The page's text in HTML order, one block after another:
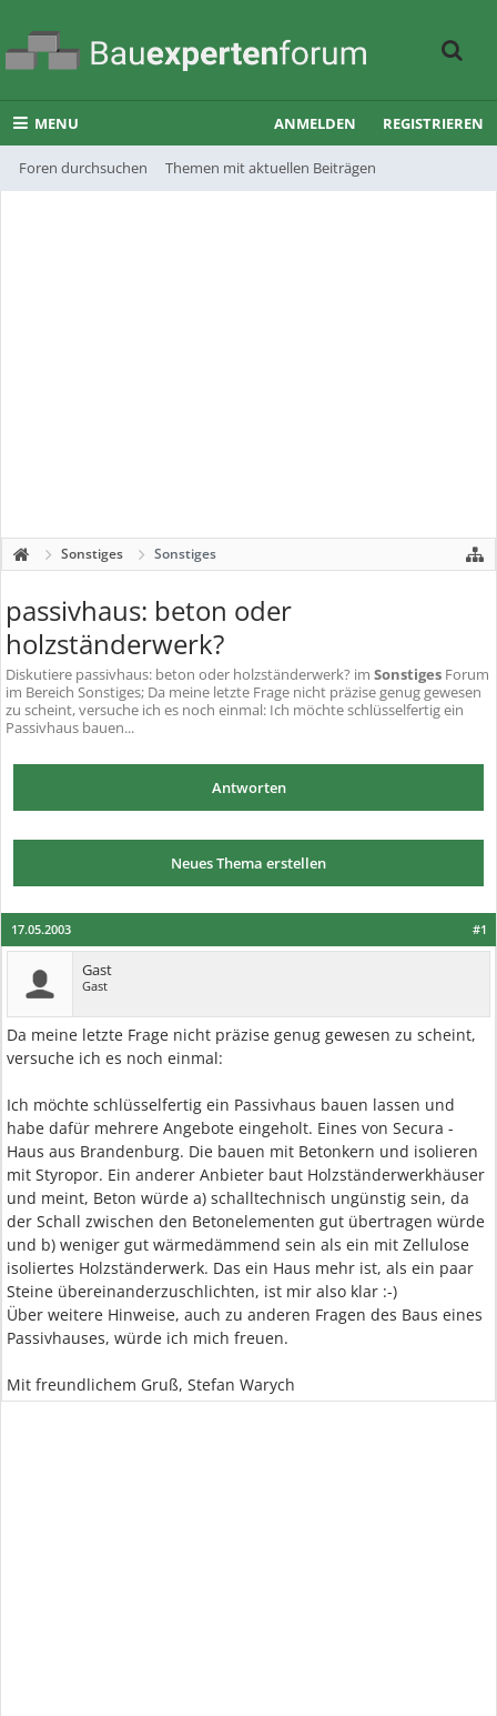
MENU
Foren durchsuchen Themen mit aktuellen Beiträgen
ANMELDEN REGISTRIEREN
Sonstiges Sonstiges
passivhaus: beton oder
holzständerwerk?
Diskutiere passivhaus: beton oder holzständerwerk? im Sonstiges Forum
im Bereich Sonstiges; Da meine letzte Frage nicht präzise genug gewesen
zu scheint, versuche ich es noch einmal: Ich möchte schlüsselfertig ein
Passivhaus bauen...
Antworten
Neues Thema erstellen
#1
17.05.2003
Gast
Gast
Da meine letzte Frage nicht präzise genug gewesen zu scheint,
versuche ich es noch einmal:
Ich möchte schlüsselfertig ein Passivhaus bauen lassen und
habe dafür mehrere Angebote eingeholt. Eines von Secura -
Haus aus Brandenburg. Die bauen mit Betonkern und isolieren
mit Styropor. Ein anderer Anbieter baut Holzständerwerkhäuser
und meint, Beton würde a) schalltechnisch ungünstig sein, da
der Schall zwischen den Betonelementen gut übertragen würde
und b) weniger gut wärmedämmend sein als ein mit Zellulose
isoliertes Holzständerwerk. Das ein Haus mehr ist, als ein paar
Steine übereinanderzuschlichten, ist mir also klar :-)
Über weitere Hinweise, auch zu anderen Fragen des Baus eines
Passivhauses, würde ich mich freuen.
Mit freundlichem Gruß, Stefan Warych